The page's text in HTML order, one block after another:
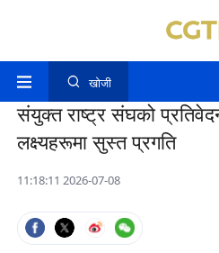
खोजी
संयुक्त राष्ट्र संघको
लक्ष्यहरूमा सुस्त प्रगति
11:18:11 2026-07-08